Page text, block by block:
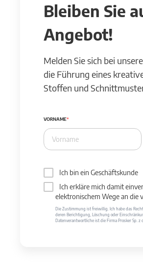
Bleiben Sie
Angebot!
Melden Sie sich bei
die Führung eines
Stoffen und
VORNAME
Ich bin ein Geschäftskunde
Ich erkläre mich damit
elektronischem Wege an die
Die Zustimmung ist freiwillig. Ich habe das
deren Berichtigung, Löschung oder
Datenverantwortliche ist die Firma Prosker Sp.